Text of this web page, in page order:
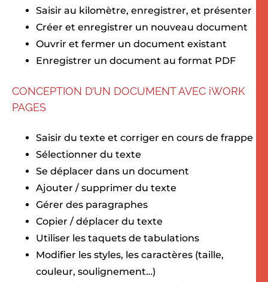
Saisir au kilomètre, enregistrer, et présenter
Créer et enregistrer un nouveau document
Ouvrir et fermer un document existant
Enregistrer un document au format PDF
CONCEPTION D’UN DOCUMENT AVEC iWORK
PAGES
Saisir du texte et corriger en cours de frappe
Sélectionner du texte
Se déplacer dans un document
Ajouter / supprimer du texte
Gérer des paragraphes
Copier / déplacer du texte
Utiliser les taquets de tabulations
Modifier les styles, les caractères (taille,
couleur, soulignement…)